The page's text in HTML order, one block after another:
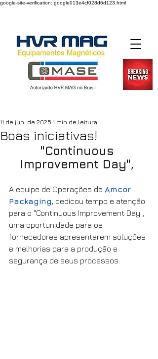
google-site-verification: google013e4cf028d6d123.html
Desde 2004
Boas iniciativas!
11 de jun. de 2025 1 min de leitura
"Continuous
Improvement Day",
A equipe de Operações da Amcor
Packaging, dedicou tempo e atenção
para o "Continuous Improvement Day",
uma oportunidade para os
fornecedores apresentarem soluções
e melhorias para a produção e
segurança de seus processos.